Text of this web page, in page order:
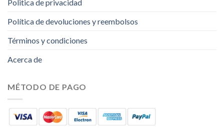
Politica de privacidad
Política de devoluciones y reembolsos
Términos y condiciones
Acerca de
MÉTODO DE PAGO